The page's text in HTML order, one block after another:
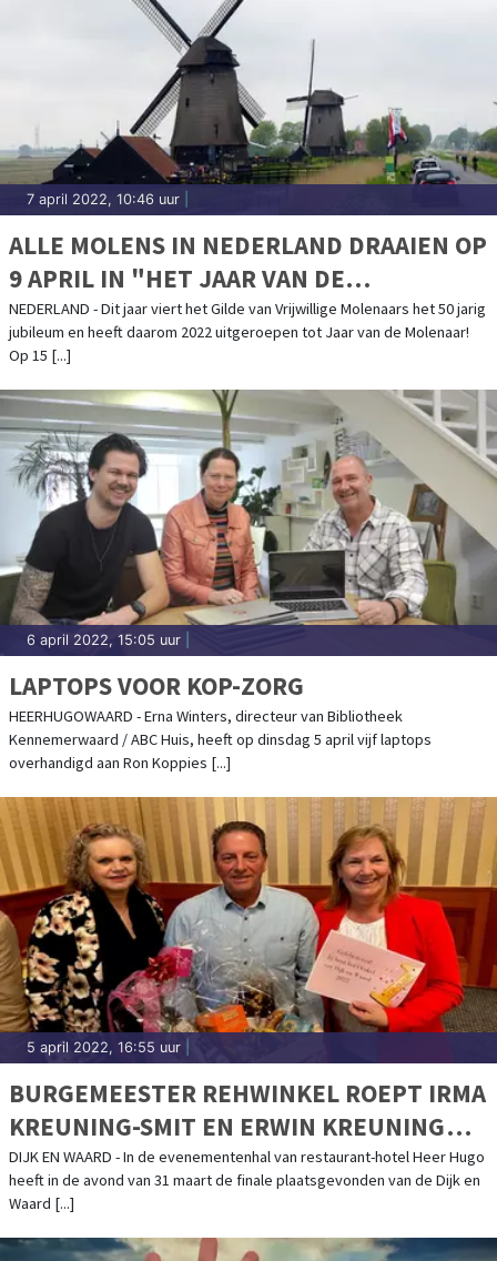
7 april 2022, 10:46 uur
ALLE MOLENS IN NEDERLAND DRAAIEN OP
9 APRIL IN "HET JAAR VAN DE
MOLENAAR"
NEDERLAND - Dit jaar viert het Gilde van Vrijwillige Molenaars het 50 jarig
jubileum en heeft daarom 2022 uitgeroepen tot Jaar van de Molenaar!
Op 15 [...]
6 april 2022, 15:05 uur
LAPTOPS VOOR KOP-ZORG
HEERHUGOWAARD - Erna Winters, directeur van Bibliotheek
Kennemerwaard / ABC Huis, heeft op dinsdag 5 april vijf laptops
overhandigd aan Ron Koppies [...]
5 april 2022, 16:55 uur
BURGEMEESTER REHWINKEL ROEPT IRMA
KREUNING-SMIT EN ERWIN KREUNING
UIT TOT ORAKEL VAN DIJK EN WAARD!
DIJK EN WAARD - In de evenementenhal van restaurant-hotel Heer Hugo
heeft in de avond van 31 maart de finale plaatsgevonden van de Dijk en
Waard [...]